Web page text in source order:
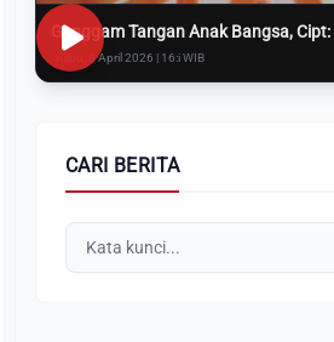
Genggam Tangan Anak Bangsa,
Rabu, 8 April 2026 | 16:i WIB
CARI BERITA